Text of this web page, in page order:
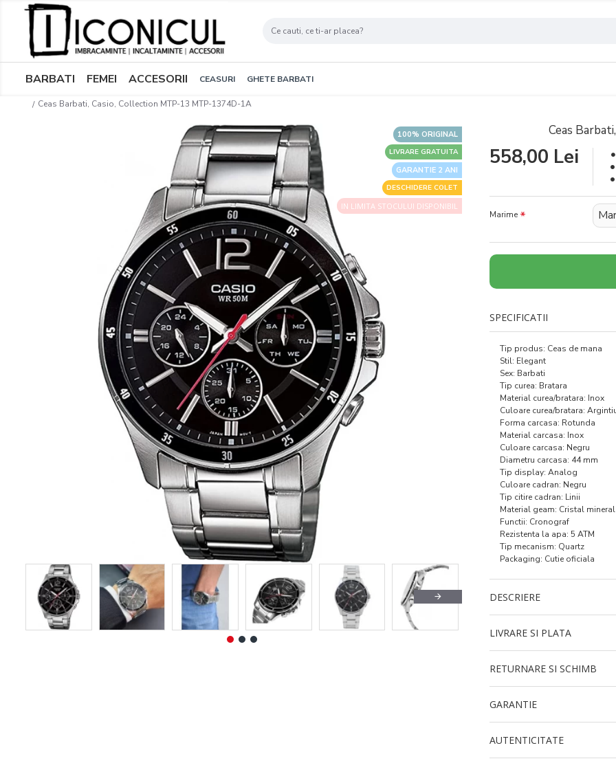
BARBATI FEMEI ACCESORII CEASURI GHETE BARBATI
Ceas Barbati, Casio, Collection MTP-13 MTP-1374D-1A
GARANTIE 2 ANI
100% ORIGINAL
LIVRARE GRATUITA
DESCHIDERE COLET
IN LIMITA STOCULUI DISPONIBIL
Ceas
558,00 Lei
Marime
SPECIFICATII
Tip produs: Ceas de mana
Stil: Elegant
Sex: Barbati
Tip curea: Bratara
Material curea/bratara: Inox
Culoare curea/bratara:
Forma carcasa: Rotunda
Material carcasa: Inox
Culoare carcasa: Negru
Diametru carcasa: 44 mm
Tip display: Analog
Culoare cadran: Negru
Tip citire cadran: Linii
Material geam: Cristal mineral
Functii: Cronograf
Rezistenta la apa: 5 ATM
Tip mecanism: Quartz
Packaging: Cutie oficiala
DESCRIERE
LIVRARE SI PLATA
RETURNARE SI SCHIMB
GARANTIE
AUTENTICITATE